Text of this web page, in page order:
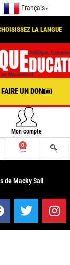
Français ▼
LA LANGUE
FAIRE UN DON
Mon compte
0
de Macky Sall